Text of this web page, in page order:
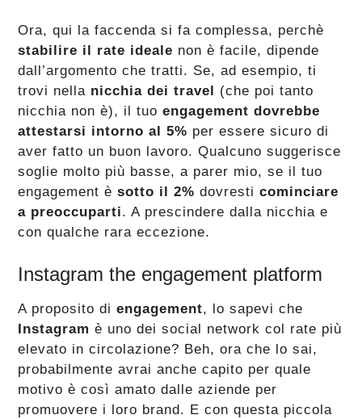
Ora, qui la faccenda si fa complessa, perchè
stabilire il rate ideale non è facile, dipende
dall’argomento che tratti. Se, ad esempio, ti
trovi nella nicchia dei travel
(che poi tanto
nicchia non è), il tuoengagement dovrebbe
attestarsi intorno al 5% per essere sicuro di
aver fatto un buon lavoro. Qualcuno suggerisce
soglie molto più basse, a parer mio, se il tuo
engagement èsotto il 2% dovresticominciare
a preoccuparti. A prescindere dalla nicchia e
con qualche rara eccezione.
Instagram the engagement platform
A proposito diengagement, lo sapevi che
Instagram è uno dei social network col rate più
elevato in circolazione? Beh, ora che lo sai,
probabilmente avrai anche capito per quale
motivo è così amato dalle aziende per
promuovere i loro brand. E con questa piccola